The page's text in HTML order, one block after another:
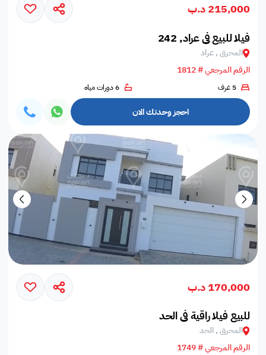
215,000 د.ب
فيلا للبيع في عراد, 242
المحرق , عراد
الرقم المرجعي # 1812
5 غرف 6 دورات مياه
احجز وحدتك الان
170,000 د.ب
للبيع فيلا راقية في الحد
المحرق , الحد
الرقم المرجعي # 1749